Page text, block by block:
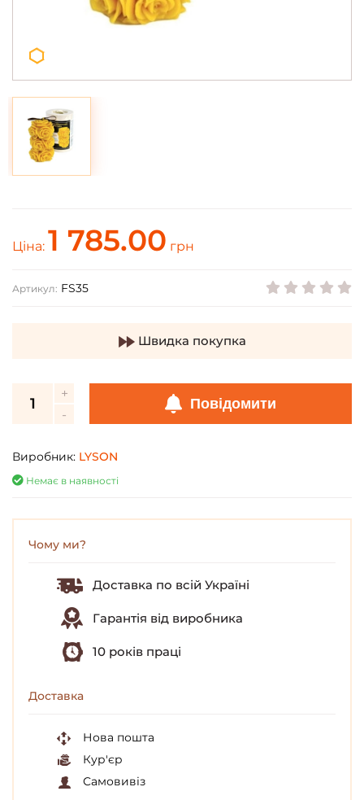
Ціна: 1 785.00 грн
Артикул: FS35
Швидка покупка
Повідомити
Виробник: LYSON
Немає в наявності
Чому ми?
Доставка по всій Україні
Гарантія від виробника
10 років праці
Доставка
Нова пошта
Кур'єр
Самовивіз